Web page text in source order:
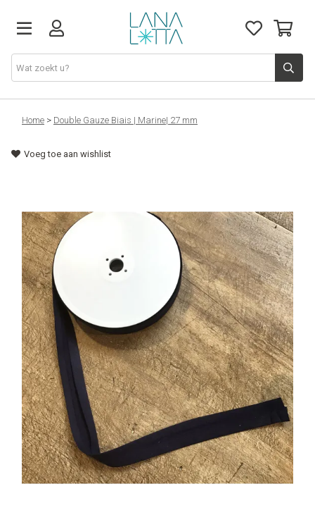
Stoffen
Fournituren
Patronen
Naaimachines
Workshops
Tips & tricks
Cadeaubon
Solden
Contact
Home > Double Gauze Biais | Marine| 27 mm
Voeg toe aan wishlist